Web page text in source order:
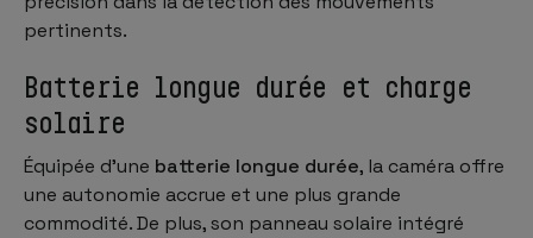
pertinents.
Batterie longue durée et charge
solaire
Équipée d'une batterie longue durée, la caméra offre
une autonomie accrue et une plus grande
commodité. De plus, son panneau solaire intégré